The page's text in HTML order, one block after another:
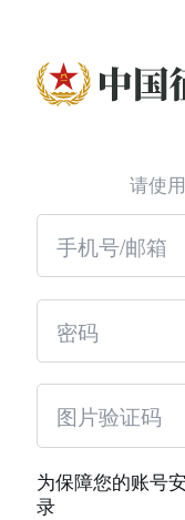
请使用
为保障您的账号
录